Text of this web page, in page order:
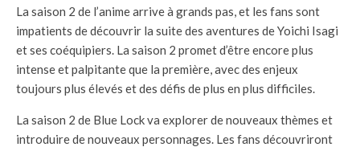
La saison 2 de l’anime arrive à grands pas, et les fans sont
impatients de découvrir la suite des aventures de Yoichi Isagi
et ses coéquipiers. La saison 2 promet d’être encore plus
intense et palpitante que la première, avec des enjeux
toujours plus élevés et des défis de plus en plus difficiles.
La saison 2 de Blue Lock va explorer de nouveaux thèmes et
introduire de nouveaux personnages. Les fans découvriront